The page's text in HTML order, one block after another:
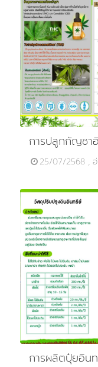
การปลูกกัญชา
25/07/2568 , อ่
การผลิตปุ๋ยอิน